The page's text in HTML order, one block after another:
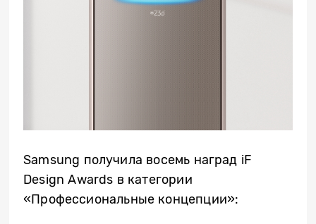
Samsung получила восемь наград iF
Design Awards в категории
«Профессиональные концепции»: